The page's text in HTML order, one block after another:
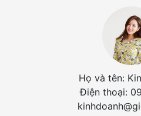
Họ và tên:
Điện thoại: